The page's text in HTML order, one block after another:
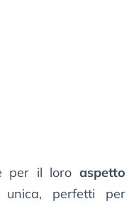
per il loro aspetto
perfetti per